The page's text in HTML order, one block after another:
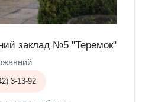
заклад №5 "Теремок"
3-13-92